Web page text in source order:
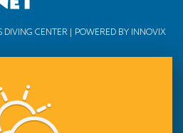
CENTER | POWERED BY INNOVIX